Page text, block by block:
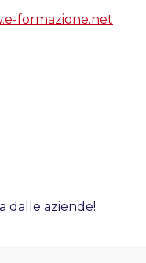
formazione.net
dalle aziende!